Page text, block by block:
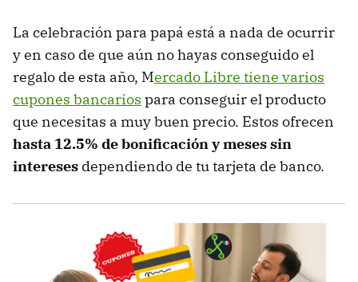
La celebración para papá está a nada de ocurrir
y en caso de que aún no hayas conseguido el
regalo de esta año, Mercado Libre tiene varios
cupones bancarios para conseguir el producto
que necesitas a muy buen precio. Estos ofrecen
hasta 12.5% de bonificación y meses sin
intereses dependiendo de tu tarjeta de banco.